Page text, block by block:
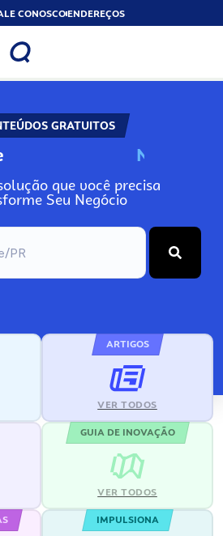
CONOSCOENDEREÇOS
GRATUITOS
N
que você precisa
Seu Negócio
ARTIGOS
VER TODOS
GUIA DE INOVAÇÃO
VER TODOS
IMPULSIONA